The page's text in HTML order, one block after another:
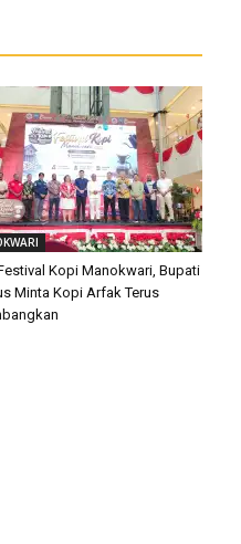
Kopi Manokwari, Bupati
Minta Kopi Arfak Terus